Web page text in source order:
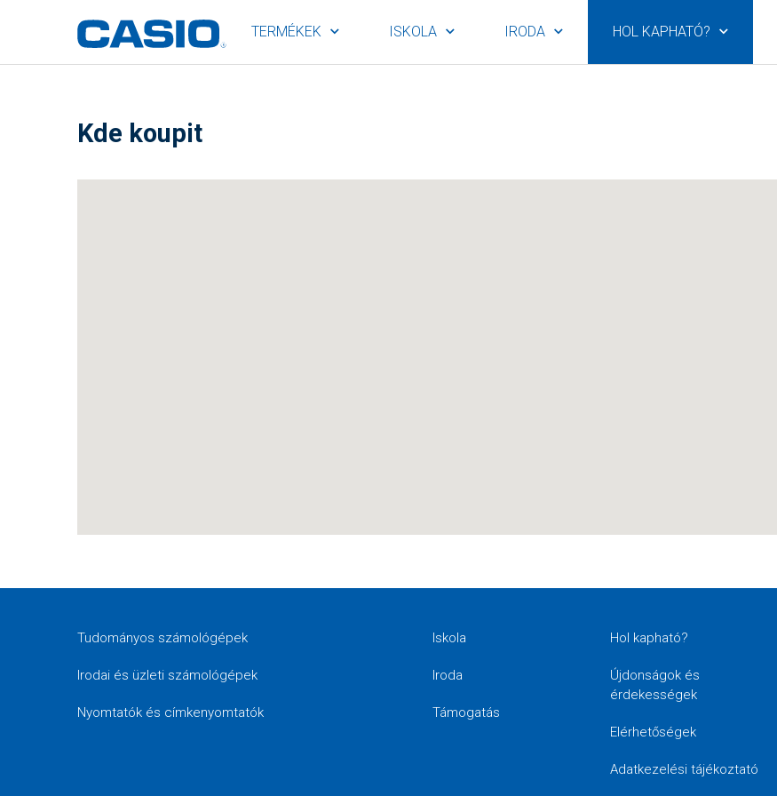
TERMÉKEK ISKOLA IRODA HOL KAPHATÓ?
Kde koupit
Tudományos számológépek
Irodai és üzleti számológépek
Nyomtatók és címkenyomtatók
Iskola
Iroda
Támogatás
Hol kapható?
Újdonságok és
érdekességek
Elérhetőségek
Adatkezelési tájékoztató